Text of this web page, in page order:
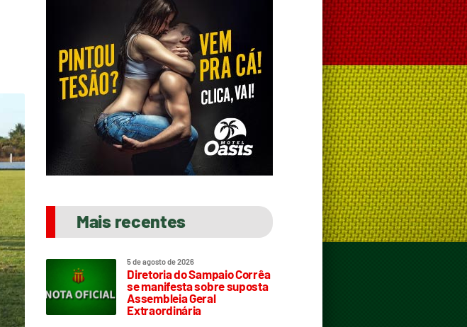
Mais recentes
5 de agosto de 2026
Diretoria do Sampaio Corrêa
se manifesta sobre suposta
Assembleia Geral
Extraordinária